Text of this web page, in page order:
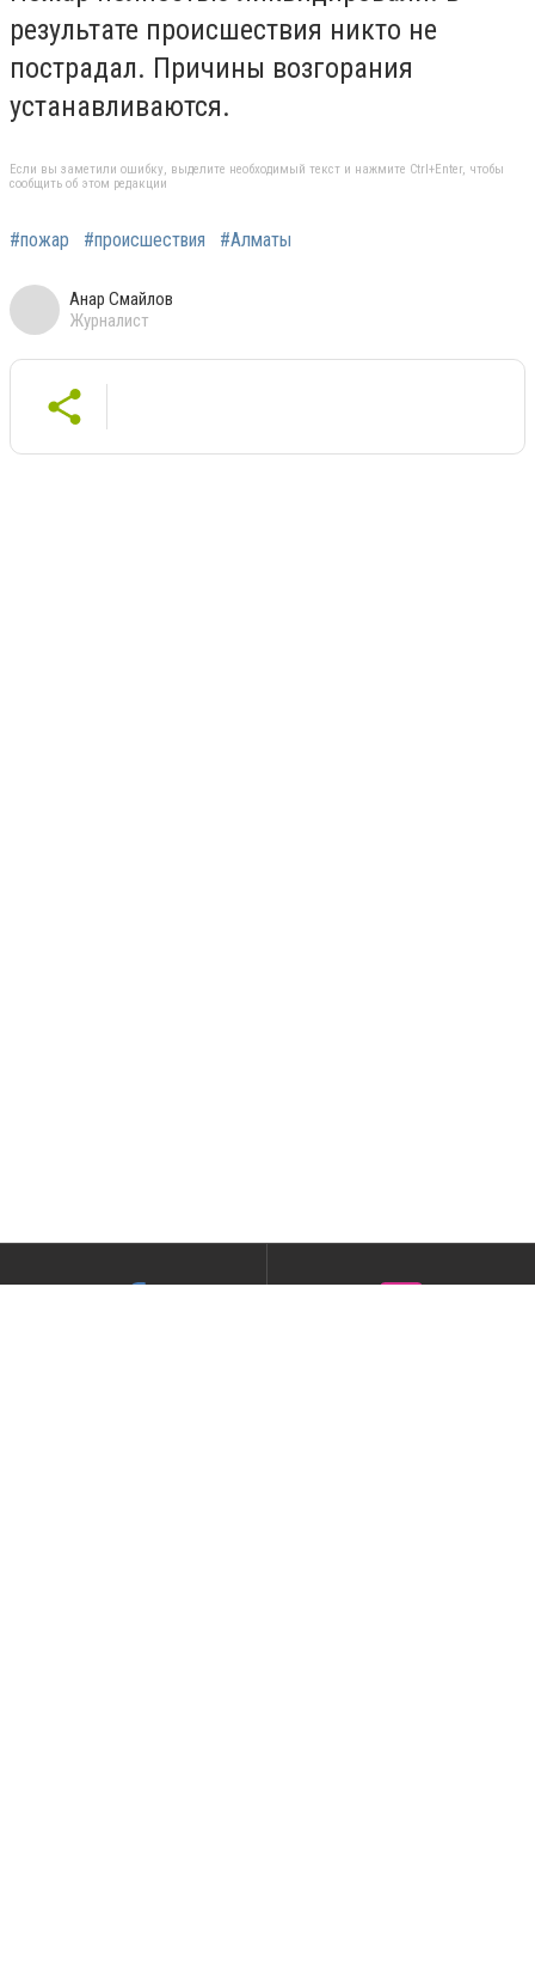
результате происшествия никто не
пострадал. Причины возгорания
устанавливаются.
Если вы заметили ошибку, выделите необходимый текст и нажмите Ctrl+Enter, чтобы
сообщить об этом редакции
#пожар #происшествия #Алматы
Анар Смайлов
Журналист